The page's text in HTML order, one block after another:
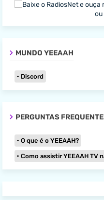
MUNDO YEEAAH
Discord
PERGUNTAS
O que é o YEEAAH?
Como assistir YEEAAH TV